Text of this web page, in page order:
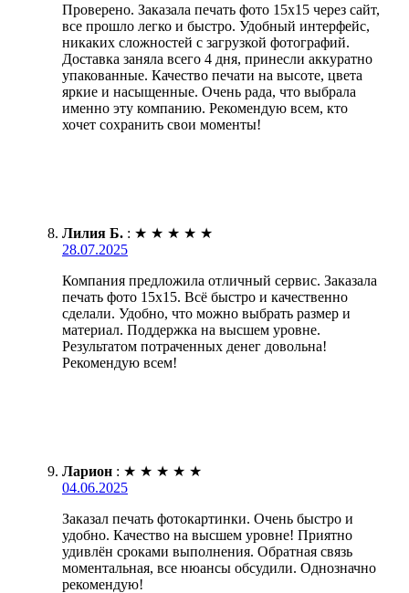
Проверено. Заказала печать фото 15х15 через сайт,
все прошло легко и быстро. Удобный интерфейс,
никаких сложностей с загрузкой фотографий.
Доставка заняла всего 4 дня, принесли аккуратно
упакованные. Качество печати на высоте, цвета
яркие и насыщенные. Очень рада, что выбрала
именно эту компанию. Рекомендую всем, кто
хочет сохранить свои моменты!
Лилия Б. : ★ ★ ★ ★ ★
28.07.2025
Компания предложила отличный сервис. Заказала
печать фото 15х15. Всё быстро и качественно
сделали. Удобно, что можно выбрать размер и
материал. Поддержка на высшем уровне.
Результатом потраченных денег довольна!
Рекомендую всем!
Ларион : ★ ★ ★ ★ ★
04.06.2025
Заказал печать фотокартинки. Очень быстро и
удобно. Качество на высшем уровне! Приятно
удивлён сроками выполнения. Обратная связь
моментальная, все нюансы обсудили. Однозначно
рекомендую!